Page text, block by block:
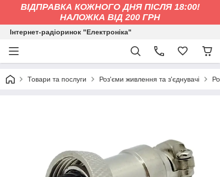
ВІДПРАВКА КОЖНОГО ДНЯ ПІСЛЯ 18:00!
НАЛОЖКА ВІД 200 ГРН
Інтернет-радіоринок "Електроніка"
Товари та послуги Роз'єми живлення та з'єднувачі